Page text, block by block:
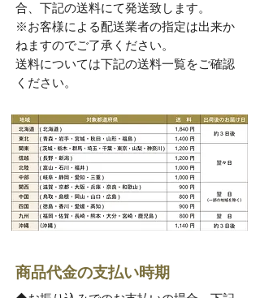
合、下記の送料にて発送致します。​
※お客様による配送業者の指定は出来か
ねますのでご了承ください。
​送料については下記の送料一覧をご確認
ください。
商品代金の支払い時期